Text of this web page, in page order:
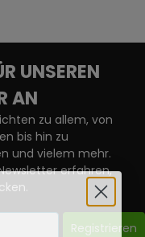
UNSEREN
AN
zu allem, von
bis hin zu
und vielem mehr.
erfahren,
Registrieren